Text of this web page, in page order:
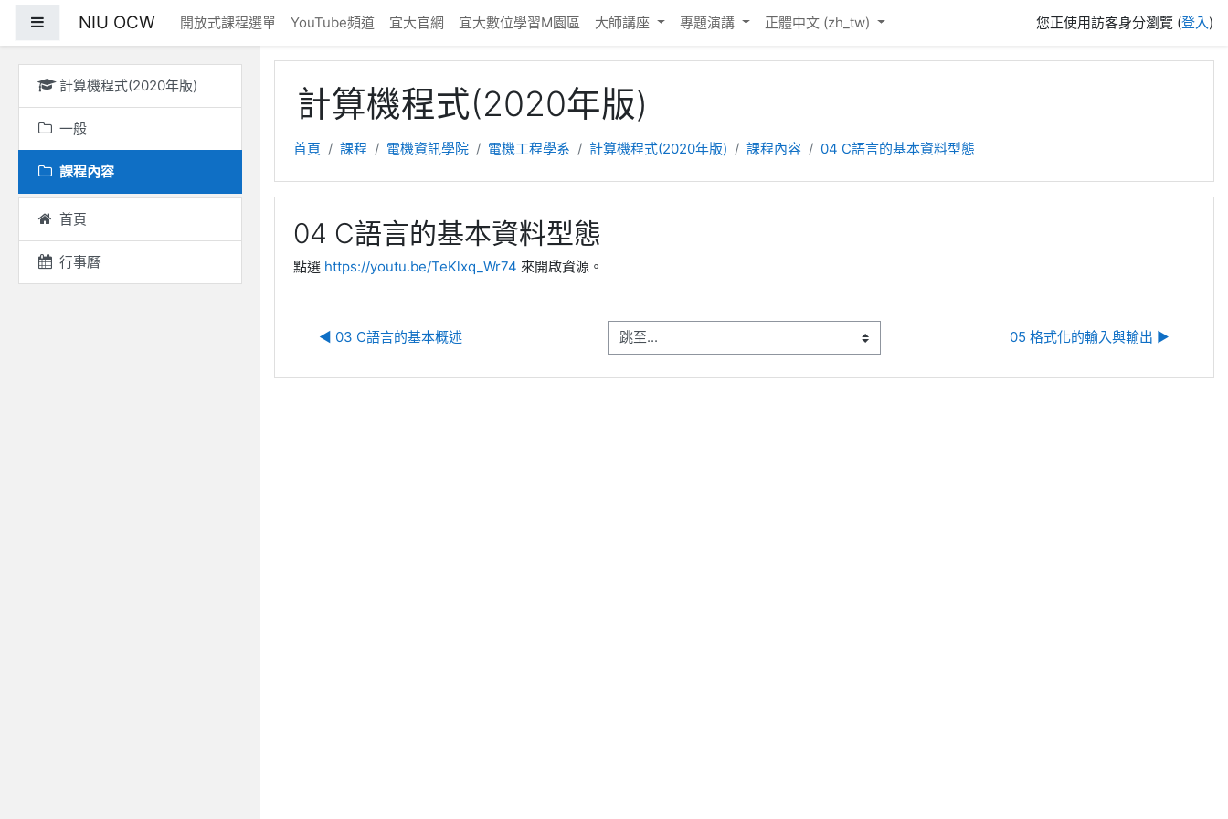
NIU OCW 開放式課程選單 YouTube頻道 宜大官網 宜大數位學習M園區 大師講座 專題演講 正體中文 ‎(zh_tw)‎ 您正使用訪客身分瀏覽 (登入)
計算機程式(2020年版)
一般
課程內容
首頁
行事曆
計算機程式(2020年版)
首頁 課程 電機資訊學院 電機工程學系 計算機程式(2020年版) 課程內容 04 C語言的基本資料型態
04 C語言的基本資料型態
點選 https://youtu.be/TeKlxq_Wr74 來開啟資源。
◀︎ 03 C語言的基本概述 跳至... 05 格式化的輸入與輸出 ▶︎